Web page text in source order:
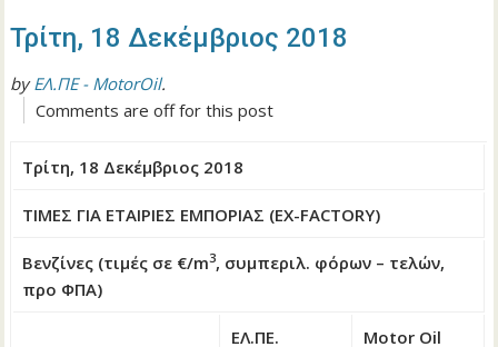
Τρίτη, 18 Δεκέμβριος 2018
byΕΛ.ΠΕ - MotorOil.
Comments are off for this post
Τρίτη, 18 Δεκέμβριος 2018
ΤΙΜΕΣ ΓΙΑ ΕΤΑΙΡΙΕΣ ΕΜΠΟΡΙΑΣ (EX-FACTORY)
Βενζίνες (τιμές σε €/m3, συμπεριλ. φόρων – τελών,
προ ΦΠΑ)
ΕΛ.ΠΕ. Motor Oil